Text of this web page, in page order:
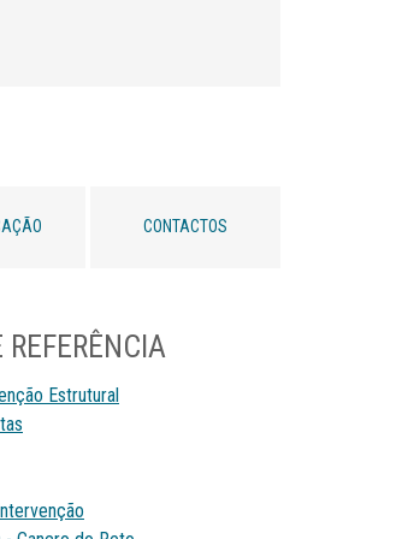
CONTACTOS
Estrutural